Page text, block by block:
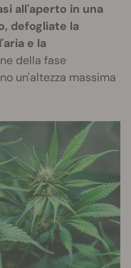
all'aperto in una
defogliate la
e la
della fase
un'altezza massima